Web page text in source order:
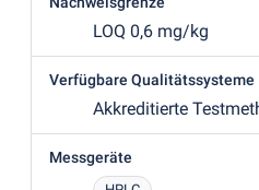
LOQ 0,6 mg/kg
Verfügbare Qualitätssysteme
Akkreditierte
Messgeräte